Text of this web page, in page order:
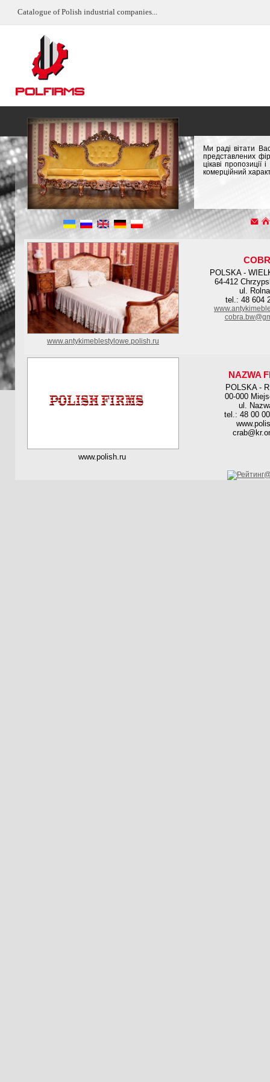
Catalogue of Polish industrial companies...
Ми раді вітати
представлених
цікаві
комерційний
POLSKA -
64-412
ul.
tel.: 48 604
www.antykimeblestylowe.polish.ru
NAZWA
POLSKA -
00-000
ul.
tel.: 48 00
www.polish.ru